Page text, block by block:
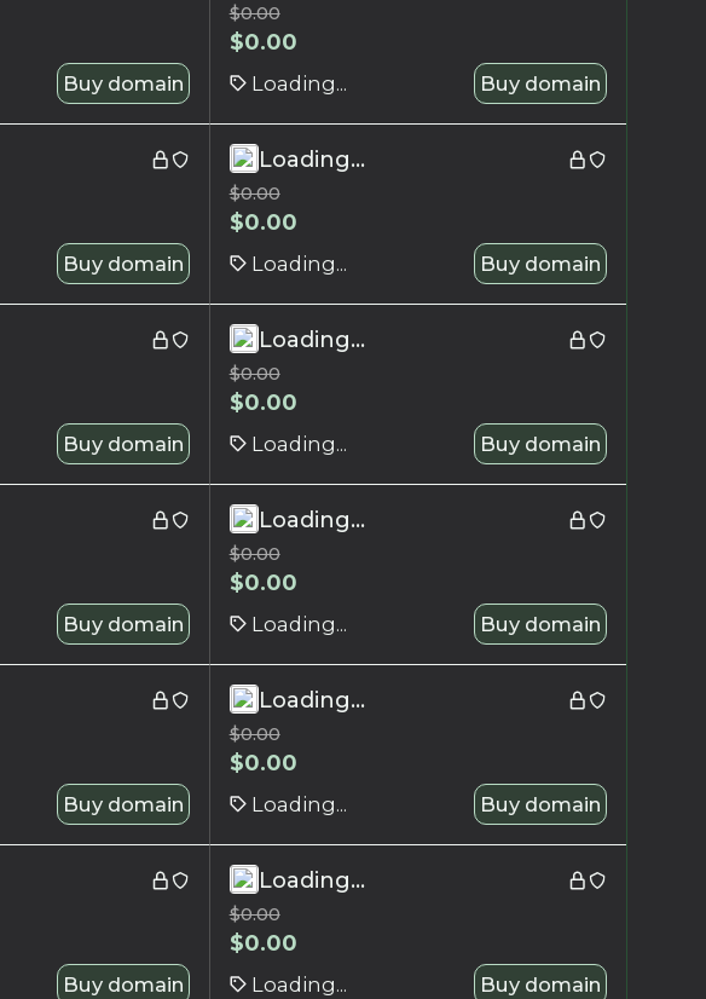
Buy domain
$0.00
$0.00
Loading... Buy domain
Buy domain
Loading...
$0.00
$0.00
Loading... Buy domain
Buy domain
Loading...
$0.00
$0.00
Loading... Buy domain
Buy domain
Loading...
$0.00
$0.00
Loading... Buy domain
Buy domain
Loading...
$0.00
$0.00
Loading... Buy domain
Buy domain
Loading...
$0.00
$0.00
Loading... Buy domain